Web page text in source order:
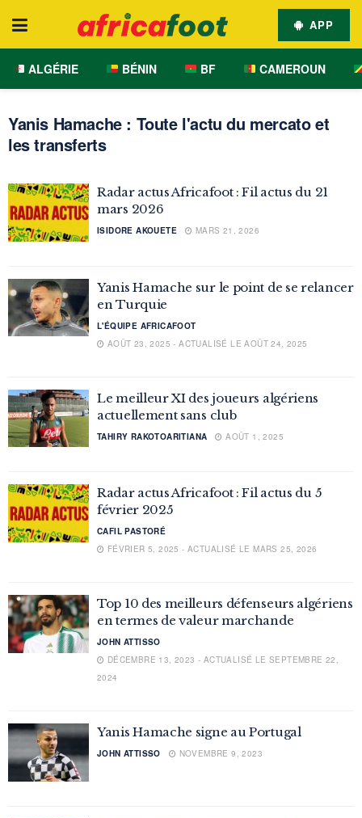
APP
ALGÉRIE BÉNIN BF CAMEROUN
Yanis Hamache : Toute l'actu du mercato et
les transferts
Radar actus Africafoot : Fil actus du 21
mars 2026
ISIDORE AKOUETE MARS 21, 2026
Yanis Hamache sur le point de se relancer
en Turquie
L'ÉQUIPE AFRICAFOOT
AOÛT 23, 2025 - ACTUALISÉ LE AOÛT 24, 2025
Le meilleur XI des joueurs algériens
actuellement sans club
TAHIRY RAKOTOARITIANA AOÛT 1, 2025
Radar actus Africafoot : Fil actus du 5
février 2025
CAFIL PASTORÉ
FÉVRIER 5, 2025 - ACTUALISÉ LE MARS 25, 2026
Top 10 des meilleurs défenseurs algériens
en termes de valeur marchande
JOHN ATTISSO
DÉCEMBRE 13, 2023 - ACTUALISÉ LE SEPTEMBRE 22,
2024
Yanis Hamache signe au Portugal
JOHN ATTISSO NOVEMBRE 9, 2023